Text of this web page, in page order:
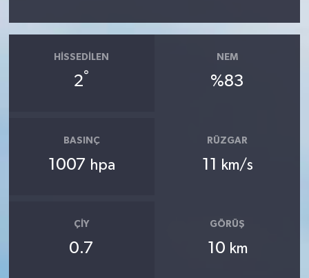
HISSEDILEN
2°
NEM
%83
BASINÇ
1007 hpa
RÜZGAR
11 km/s
ÇIY
0.7
GÖRÜŞ
10 km